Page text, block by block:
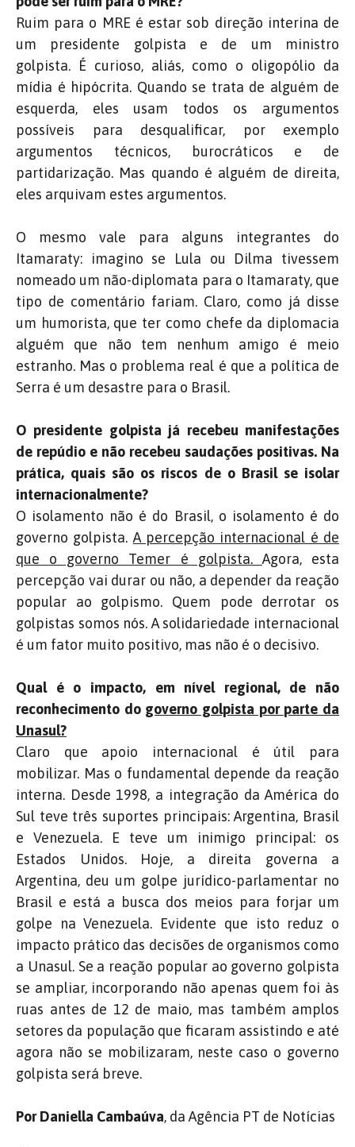
Ruim para o MRE é estar sob direção interina de
um presidente golpista e de um ministro
golpista. É curioso, aliás, como o oligopólio da
mídia é hipócrita. Quando se trata de alguém de
esquerda, eles usam todos os argumentos
possíveis para desqualificar, por exemplo
argumentos técnicos, burocráticos e de
partidarização. Mas quando é alguém de direita,
eles arquivam estes argumentos.
O mesmo vale para alguns integrantes do
Itamaraty: imagino se Lula ou Dilma tivessem
nomeado um não-diplomata para o Itamaraty, que
tipo de comentário fariam. Claro, como já disse
um humorista, que ter como chefe da diplomacia
alguém que não tem nenhum amigo é meio
estranho. Mas o problema real é que a política de
Serra é um desastre para o Brasil.
O presidente golpista já recebeu manifestações
de repúdio e não recebeu saudações positivas. Na
prática, quais são os riscos de o Brasil se isolar
internacionalmente?
O isolamento não é do Brasil, o isolamento é do
governo golpista. A percepção internacional é de
que o governo Temer é golpista. Agora, esta
percepção vai durar ou não, a depender da reação
popular ao golpismo. Quem pode derrotar os
golpistas somos nós. A solidariedade internacional
é um fator muito positivo, mas não é o decisivo.
Qual é o impacto, em nível regional, de não
reconhecimento do governo golpista por parte da
Unasul?
Claro que apoio internacional é útil para
mobilizar. Mas o fundamental depende da reação
interna. Desde 1998, a integração da América do
Sul teve três suportes principais: Argentina, Brasil
e Venezuela. E teve um inimigo principal: os
Estados Unidos. Hoje, a direita governa a
Argentina, deu um golpe jurídico-parlamentar no
Brasil e está a busca dos meios para forjar um
golpe na Venezuela. Evidente que isto reduz o
impacto prático das decisões de organismos como
a Unasul. Se a reação popular ao governo golpista
se ampliar, incorporando não apenas quem foi às
ruas antes de 12 de maio, mas também amplos
setores da população que ficaram assistindo e até
agora não se mobilizaram, neste caso o governo
golpista será breve.
Por Daniella Cambaúva, da Agência PT de Notícias